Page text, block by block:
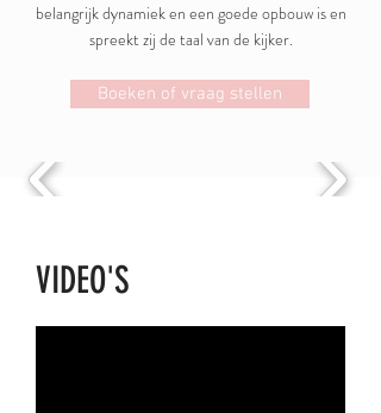
belangrijk dynamiek en een goede opbouw is en
spreekt zij de taal van de kijker.
Boeken of vraag stellen
VIDEO'S